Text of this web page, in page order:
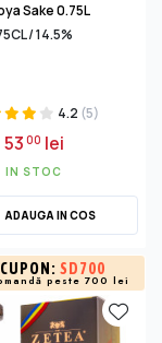
Sake 0.75L
/ 14.5%
4.2 (5)
5300 lei
IN STOC
ADAUGA IN COS
SD700
peste 700 lei